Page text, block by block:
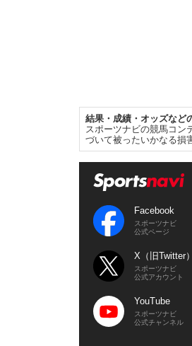
結果・成績・オッズなど
スポーツナビの競馬コン
づいて被ったいかなる損
Facebook
スポーツナビ
公式ページ
X（旧Twitter）
スポーツナビ
公式アカウント
YouTube
スポーツナビ
公式チャンネル